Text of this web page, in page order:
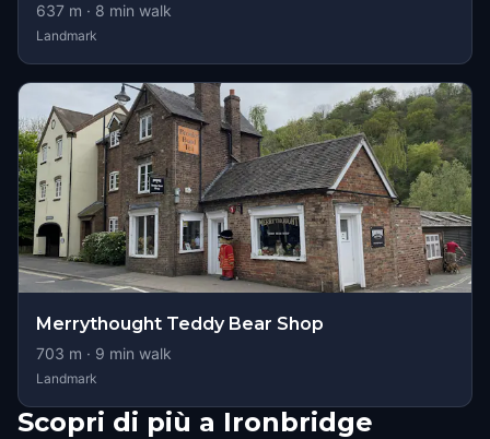
637 m · 8 min walk
Landmark
Merrythought Teddy Bear Shop
703 m · 9 min walk
Landmark
Scopri di più a Ironbridge